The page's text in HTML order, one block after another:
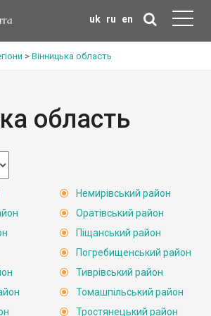
uk ru en
> Вінницька область
область
Немирівський район
Оратівський район
Піщанський район
Погребищенський район
Тиврівський район
Томашпільський район
Тростянецький район